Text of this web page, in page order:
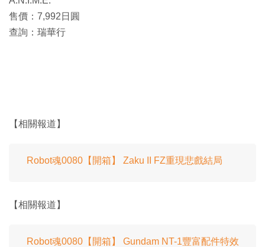
售價：7,992日圓
查詢：瑞華行
【相關報道】
Robot魂0080【開箱】 Zaku II FZ重現悲戲結局
【相關報道】
Robot魂0080【開箱】 Gundam NT-1豐富配件特效